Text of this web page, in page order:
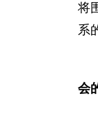
将
系
会